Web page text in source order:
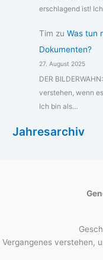
erschlagend ist!
Tim zu Was tun
Dokumenten?
27. August 2025
DER
verstehen, wenn
Ich bin als…
Jahresarchiv
Vergangenes verstehen,